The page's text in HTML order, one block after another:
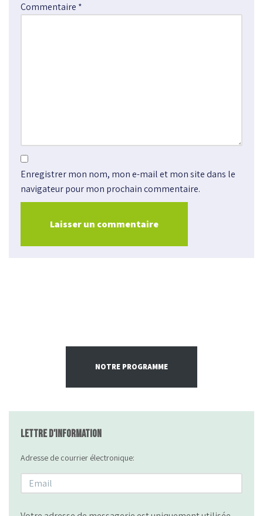
Commentaire *
Enregistrer mon nom, mon e-mail et mon site dans le
navigateur pour mon prochain commentaire.
NOTRE PROGRAMME
Lettre d'information
Adresse de courrier électronique: